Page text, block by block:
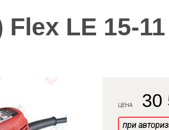
LE 15-
ЦЕНА 30
при